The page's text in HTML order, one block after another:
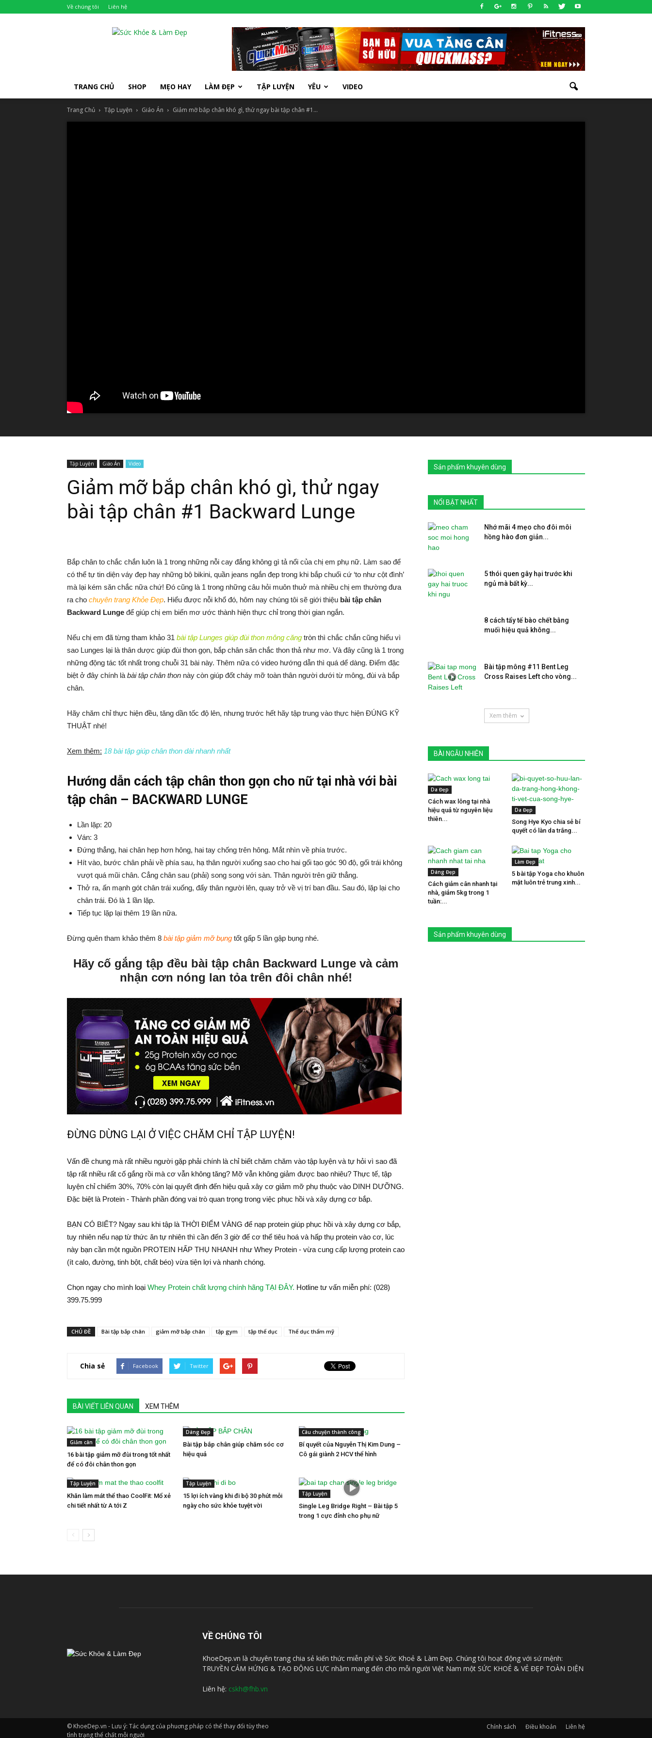
Về chúng tôi Liên hệ
TRANG CHỦ SHOP MẸO HAY LÀM ĐẸP TẬP LUYỆN YÊU VIDEO
Trang Chủ Tập Luyện Giáo Án Giảm mỡ bắp chân khó gì, thử ngay bài tập chân #1...
Tập Luyện Giáo Án Video
Giảm mỡ bắp chân khó gì, thử ngay
bài tập chân #1 Backward Lunge
Bắp chân to chắc chắn luôn là 1 trong những nỗi cay đắng không gì tả nổi của chị em phụ nữ. Làm sao để
có thể tự tin diện váy đẹp hay những bộ bikini, quần jeans ngắn đẹp trong khi bắp chuối cứ ‘to như cột đình’
mà lại kém săn chắc nữa chứ! Đó cũng là 1 trong những câu hỏi muôn thuở mà nhiều chị em thường đưa
ra cho chuyên trang Khỏe Đẹp. Hiểu được nỗi khổ đó, hôm nay chúng tôi sẽ giới thiệu bài tập chân
Backward Lunge để giúp chị em biến mơ ước thành hiện thực chỉ trong thời gian ngắn.
Nếu chị em đã từng tham khảo 31 bài tập Lunges giúp đùi thon mông căng tròn thì chắc chắn cũng hiểu vì
sao Lunges lại là thân dược giúp đùi thon gọn, bắp chân săn chắc thon thả như mơ. Và đây cũng là 1 trong
những động tác tốt nhất trong chuỗi 31 bài này. Thêm nữa có video hướng dẫn thì quá dể dàng. Điểm đặc
biệt ở đây chính là bài tập chân thon này còn giúp đốt cháy mỡ toàn thân người dưới từ mông, đùi và bắp
chân.
Hãy chăm chỉ thực hiện đều, tăng dần tốc độ lên, nhưng trước hết hãy tập trung vào thực hiện ĐÚNG KỸ
THUẬT nhé!
Xem thêm: 18 bài tập giúp chân thon dài nhanh nhất
Hướng dẫn cách tập chân thon gọn cho nữ tại nhà với bài
tập chân – BACKWARD LUNGE
Lần lặp: 20
Ván: 3
Đứng thẳng, hai chân hẹp hơn hông, hai tay chống trên hông. Mắt nhìn về phía trước.
Hít vào, bước chân phải về phía sau, hạ thân người xuống sao cho hai gối tạo góc 90 độ, gối trái không
vượt quá mũi chân. Cẳng chân sau (phải) song song với sàn. Thân người trên giữ thẳng.
Thở ra, ấn mạnh gót chân trái xuống, đẩy thân người lên, quay trở về vị trí ban đầu. Sau đó, lặp lại cho
chân trái. Đó là 1 lần lặp.
Tiếp tục lặp lại thêm 19 lần nữa.
Đừng quên tham khảo thêm 8 bài tập giảm mỡ bụng tốt gấp 5 lần gập bụng nhé.
Hãy cố gắng tập đều bài tập chân Backward Lunge và cảm
nhận cơn nóng lan tỏa trên đôi chân nhé!
ĐỪNG DỪNG LẠI Ở VIỆC CHĂM CHỈ TẬP LUYỆN!
Vấn đề chung mà rất nhiều người gặp phải chính là chỉ biết chăm chăm vào tập luyện và tự hỏi vì sao đã
tập rất nhiều rất cố gắng rồi mà cơ vẫn không tăng? Mỡ vẫn không giảm được bao nhiêu? Thực tế, tập
luyện chỉ chiếm 30%, 70% còn lại quyết định đến hiệu quả xây cơ giảm mỡ phụ thuộc vào DINH DƯỠNG.
Đặc biệt là Protein - Thành phần đóng vai trò quan trọng trong việc phục hồi và xây dựng cơ bắp.
BẠN CÓ BIẾT? Ngay sau khi tập là THỜI ĐIỂM VÀNG để nạp protein giúp phục hồi và xây dựng cơ bắp,
tuy nhiên nếu nạp từ thức ăn tự nhiên thì cần đến 3 giờ để cơ thể tiêu hoá và hấp thụ protein vào cơ, lúc
này bạn cần một nguồn PROTEIN HẤP THỤ NHANH như Whey Protein - vừa cung cấp lượng protein cao
(ít calo, đường, tinh bột, chất béo) vừa tiện lợi và nhanh chóng.
Chọn ngay cho mình loại Whey Protein chất lượng chính hãng TẠI ĐÂY. Hotline tư vấn miễn phí: (028)
399.75.999
CHỦ ĐỀ Bài tập bắp chân giảm mỡ bắp chân tập gym tập thể dục Thể dục thẩm mỹ
Chia sẻ Facebook Twitter
BÀI VIẾT LIÊN QUAN XEM THÊM
Giảm cân
16 bài tập giảm mỡ đùi trong tốt nhất
để có đôi chân thon gọn
Dáng Đẹp
Bài tập bắp chân giúp chăm sóc cơ
hiệu quả
Câu chuyện thành công
Bí quyết của Nguyễn Thị Kim Dung –
Cô gái giành 2 HCV thể hình
Tập Luyện
Khăn làm mát thể thao CoolFit: Mổ xẻ
chi tiết nhất từ A tới Z
Tập Luyện
15 lợi ích vàng khi đi bộ 30 phút mỗi
ngày cho sức khỏe tuyệt vời
Tập Luyện
Single Leg Bridge Right – Bài tập 5
trong 1 cực đỉnh cho phụ nữ
Sản phẩm khuyên dùng
NỔI BẬT NHẤT
Nhớ mãi 4 mẹo cho đôi môi
hồng hào đơn giản...
5 thói quen gây hại trước khi
ngủ mà bất kỳ...
8 cách tẩy tế bào chết bằng
muối hiệu quả không...
Bài tập mông #11 Bent Leg
Cross Raises Left cho vòng...
Xem thêm
BÀI NGẪU NHIÊN
Da Đẹp
Cách wax lông tại nhà
hiệu quả từ nguyên liệu
thiên...
Da Đẹp
Song Hye Kyo chia sẻ bí
quyết có làn da trắng...
Dáng Đẹp
Cách giảm cân nhanh tại
nhà, giảm 5kg trong 1
tuần:...
Làm Đẹp
5 bài tập Yoga cho khuôn
mặt luôn trẻ trung xinh...
Sản phẩm khuyên dùng
VỀ CHÚNG TÔI
KhoeDep.vn là chuyên trang chia sẻ kiến thức miễn phí về Sức Khoẻ & Làm Đẹp. Chúng tôi hoạt động với sứ mệnh:
TRUYỀN CẢM HỨNG & TẠO ĐỘNG LỰC nhằm mang đến cho mỗi người Việt Nam một SỨC KHOẺ & VẺ ĐẸP TOÀN DIỆN
Liên hệ: cskh@fhb.vn
Chính sách Điều khoản Liên hệ
© KhoeDep.vn - Lưu ý: Tác dụng của phuơng pháp có thể thay đổi tùy theo
tình trạng thể chất mỗi nguời